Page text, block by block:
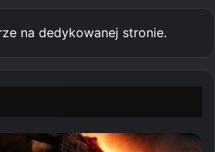
na dedykowanej stronie.